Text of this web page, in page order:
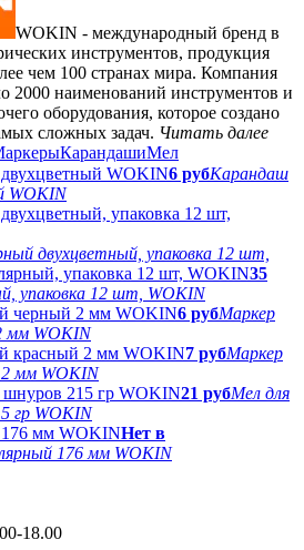
WOKIN - международный бренд в
инструментов, продукция
чем 100 странах мира. Компания
2000 наименований инструментов и
оборудования, которое создано
сложных задач. Читать далее
КарандашиМел
6 рубКарандаш
WOKIN
двухцветный, упаковка 12 шт,
35
упаковка 12 шт, WOKIN
6 рубМаркер
мм WOKIN
7 рубМаркер
мм WOKIN
21 рубМел для
гр WOKIN
Нет в
176 мм WOKIN
18.00